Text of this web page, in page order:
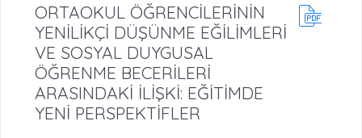
ORTAOKUL ÖĞRENCİLERİNİN
YENİLİKÇİ DÜŞÜNME EĞİLİMLERİ
VE SOSYAL DUYGUSAL
ÖĞRENME BECERİLERİ
ARASINDAKİ İLİŞKİ: EĞİTİMDE
YENİ PERSPEKTİFLER